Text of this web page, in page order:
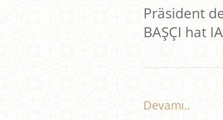
Präsident
BAŞÇI hat
Devamı..